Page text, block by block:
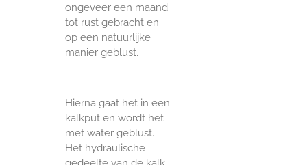
ongeveer een maand
tot rust gebracht en
op een natuurlijke
manier geblust.
Hierna gaat het in een
kalkput en wordt het
met water geblust.
Het hydraulische